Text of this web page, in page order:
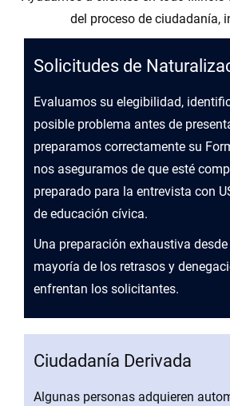
del proceso de ciudadanía,
Solicitudes de
Evaluamos su elegibilidad,
posible problema antes de
preparamos correctamente su
nos aseguramos de que esté
preparado para la entrevista con
de educación cívica.
Una preparación exhaustiva
mayoría de los retrasos y
enfrentan los solicitantes.
Ciudadanía Derivada
Algunas personas adquieren